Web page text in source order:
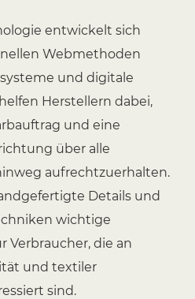
entwickelt sich
Webmethoden
und digitale
Herstellern dabei,
und eine
über alle
aufrechtzuerhalten.
Details und
wichtige
Verbraucher, die an
und textiler
sind.